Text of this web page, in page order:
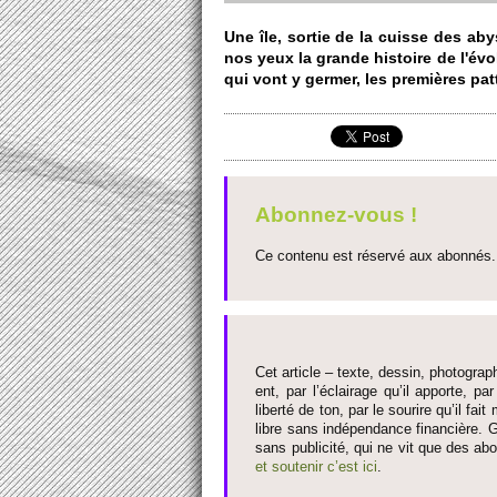
Une île, so­rtie de la cuisse des
nos yeux la grande histo­ire de
qui vont y germer, les premières
Abonnez-vous !
Ce contenu est réservé aux
Cet article – texte, dessin,
ent, par l’éclairage qu’il appo­rte,
liberté de ton, par le so­urire qu’il
libre sans indépendance financière.
sans publi­cité, qui ne vit que des
et so­utenir c’est ici.